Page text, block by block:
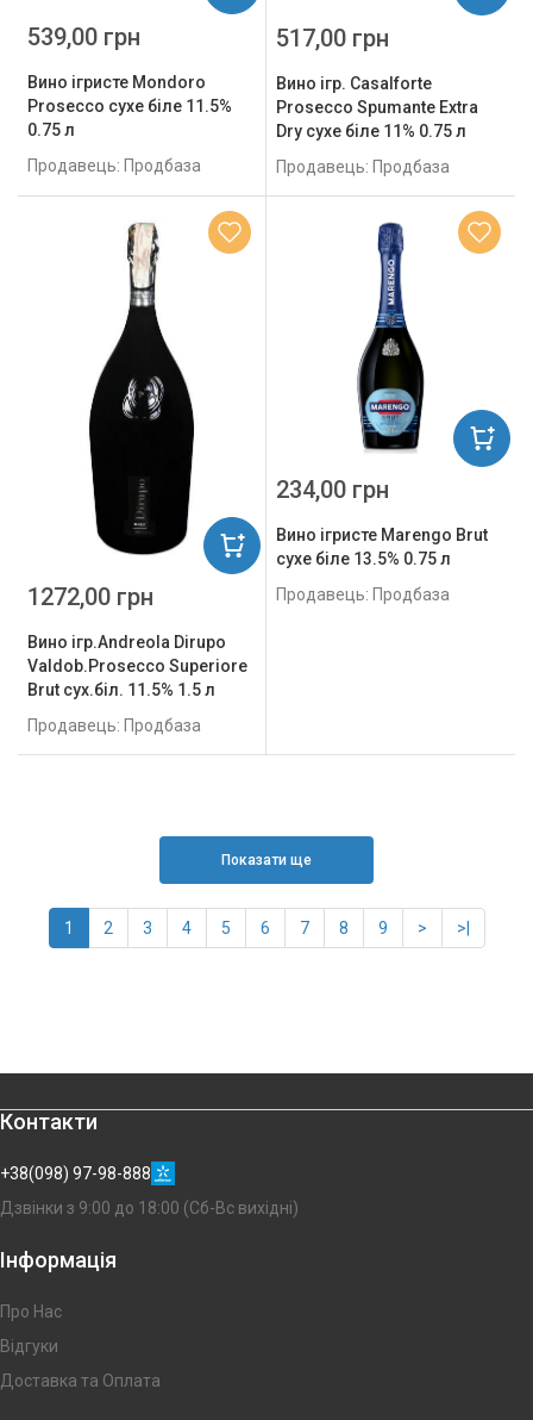
Вино ігристе Mondoro
Prosecco сухе біле 11.5%
0.75 л
Продавець: Продбаза
539,00 грн
Вино ігр. Casalforte
Prosecco Spumante Extra
Dry сухе біле 11% 0.75 л
Продавець: Продбаза
517,00 грн
Вино ігр.Andreola Dirupo
Valdob.Prosecco Superiore
Brut сух.біл. 11.5% 1.5 л
Продавець: Продбаза
1272,00 грн
Вино ігристе Marengo Brut
сухе біле 13.5% 0.75 л
Продавець: Продбаза
234,00 грн
Показати ще
1 2 3 4 5 6 7 8 9 > >|
Контакти
+38(098) 97-98-888
Дзвінки з 9:00 до 18:00 (Сб-Вс вихідні)
Інформація
Про Нас
Відгуки
Доставка та Оплата